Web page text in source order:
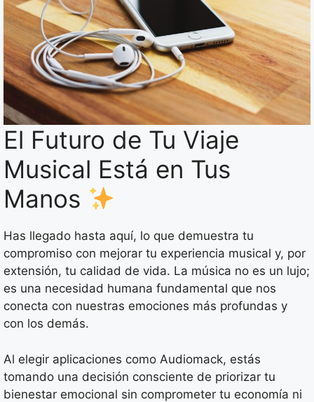
El Futuro de Tu Viaje
Musical Está en Tus
Manos
Has llegado hasta aquí, lo que demuestra tu
compromiso con mejorar tu experiencia musical y, por
extensión, tu calidad de vida. La música no es un lujo;
es una necesidad humana fundamental que nos
conecta con nuestras emociones más profundas y
con los demás.
Al elegir aplicaciones como Audiomack, estás
tomando una decisión consciente de priorizar tu
bienestar emocional sin comprometer tu economía ni